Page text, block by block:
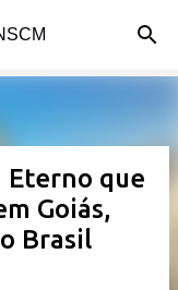
Eterno que
Goiás,
Brasil